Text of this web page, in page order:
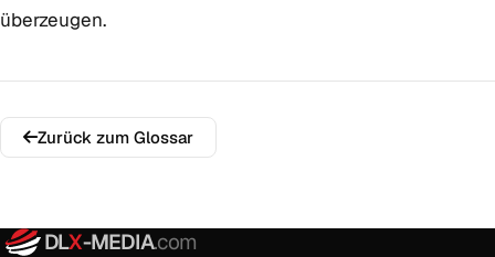
überzeugen.
Zurück zum Glossar
DLX-MEDIA.com